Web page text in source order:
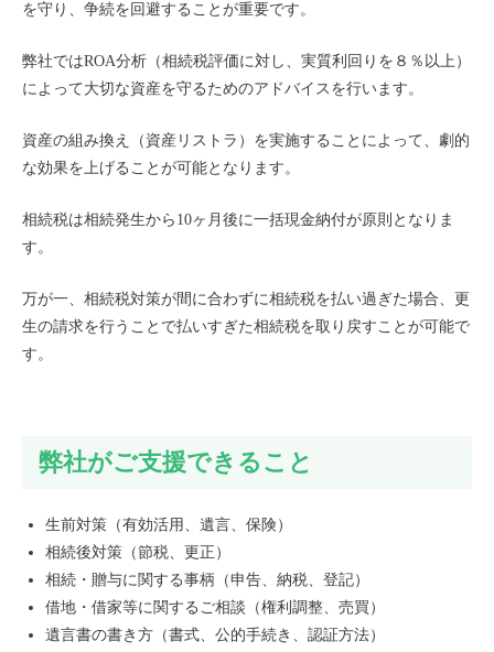
を守り、争続を回避することが重要です。
弊社ではROA分析（相続税評価に対し、実質利回りを８％以上）
によって大切な資産を守るためのアドバイスを行います。
資産の組み換え（資産リストラ）を実施することによって、劇的
な効果を上げることが可能となります。
相続税は相続発生から10ヶ月後に一括現金納付が原則となりま
す。
万が一、相続税対策が間に合わずに相続税を払い過ぎた場合、更
生の請求を行うことで払いすぎた相続税を取り戻すことが可能で
す。
弊社がご支援できること
生前対策（有効活用、遺言、保険）
相続後対策（節税、更正）
相続・贈与に関する事柄（申告、納税、登記）
借地・借家等に関するご相談（権利調整、売買）
遺言書の書き方（書式、公的手続き、認証方法）